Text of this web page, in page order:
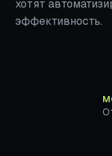
хотят
эффективность.